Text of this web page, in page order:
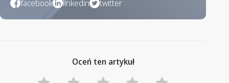
facebook
linkedin twitter
Oceń ten artykuł